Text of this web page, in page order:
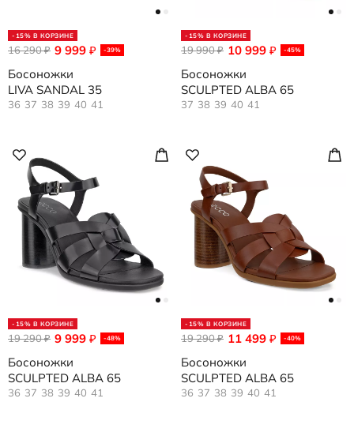
-15% В КОРЗИНЕ
9 999 ₽ -39%
16 290₽
Босоножки
LIVA SANDAL 35
36 37 38 39 40 41
-15% В КОРЗИНЕ
10 999 ₽ -45%
19 990₽
Босоножки
SCULPTED ALBA 65
37 38 39 40 41
-15% В КОРЗИНЕ
9 999 ₽ -48%
19 290₽
Босоножки
SCULPTED ALBA 65
36 37 38 39 40 41
-15% В КОРЗИНЕ
11 499 ₽ -40%
19 290₽
Босоножки
SCULPTED ALBA 65
36 37 38 39 40 41